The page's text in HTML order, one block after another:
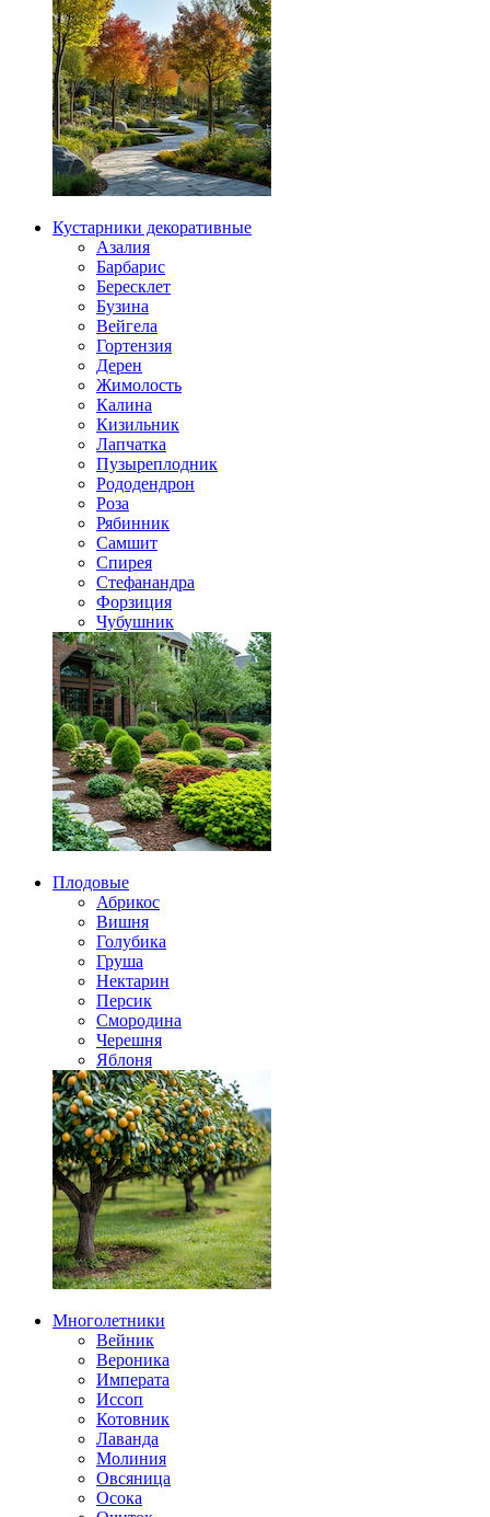
Кустарники декоративные
Азалия
Барбарис
Бересклет
Бузина
Вейгела
Гортензия
Дерен
Жимолость
Калина
Кизильник
Лапчатка
Пузыреплодник
Рододендрон
Роза
Рябинник
Самшит
Спирея
Стефанандра
Форзиция
Чубушник
Плодовые
Абрикос
Вишня
Голубика
Груша
Нектарин
Персик
Смородина
Черешня
Яблоня
Многолетники
Вейник
Вероника
Императа
Иссоп
Котовник
Лаванда
Молиния
Овсяница
Осока